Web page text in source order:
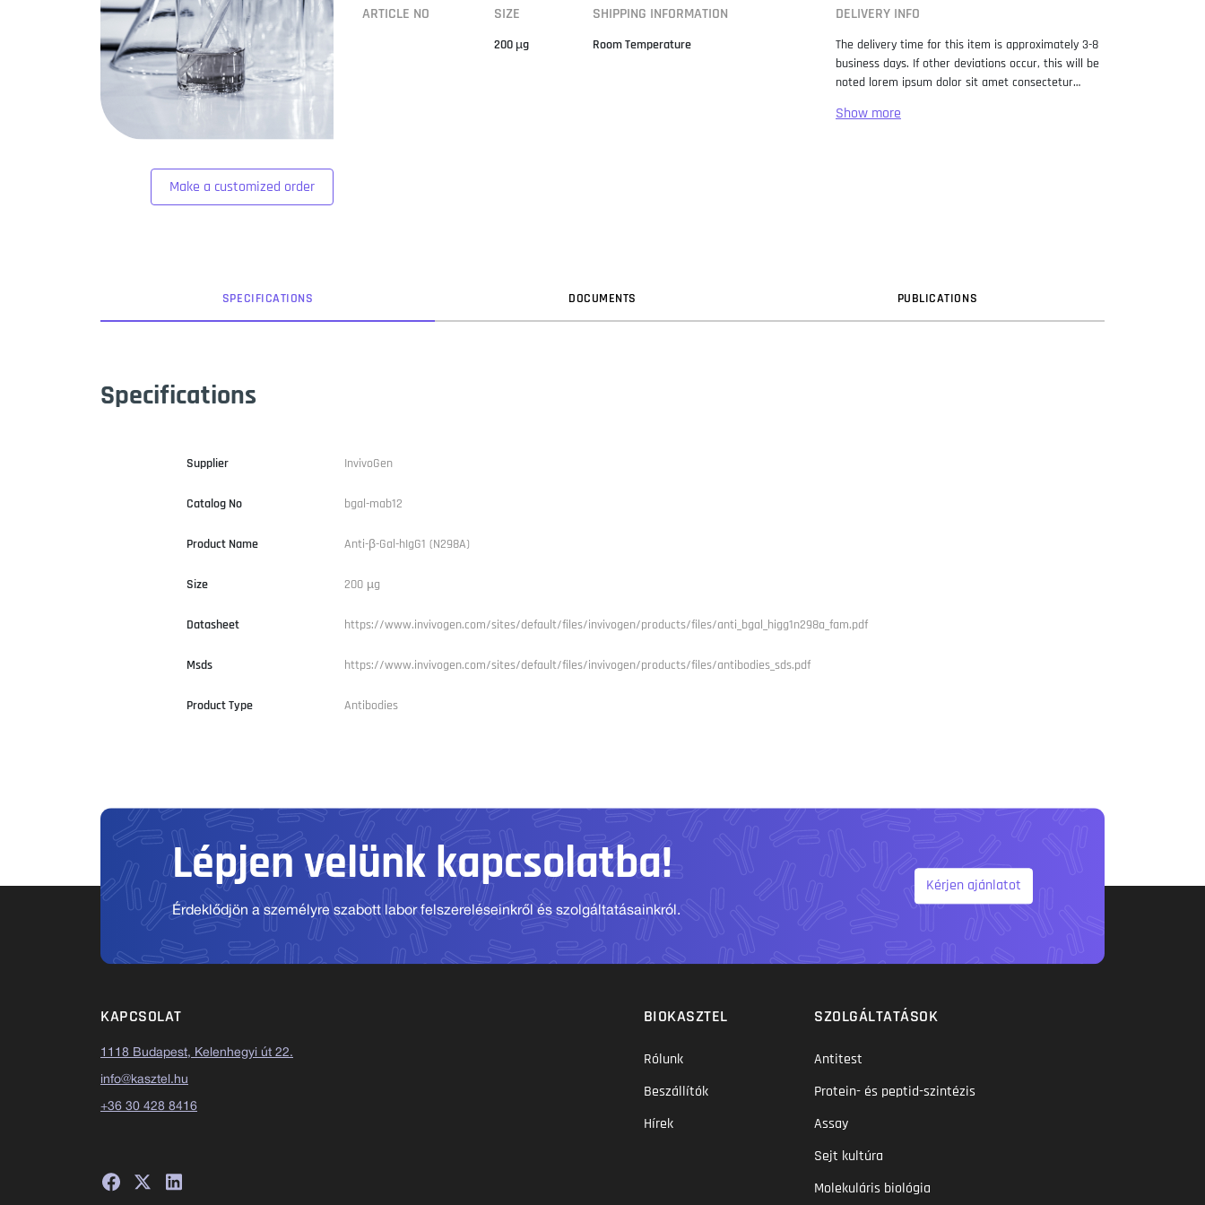
Make a customized order
ARTICLE NO SIZE
200 µg
SHIPPING INFORMATION
Room Temperature
DELIVERY INFO
The delivery time for this item is approximately 3-8
business days. If other deviations occur, this will be
noted lorem ipsum dolor sit amet consectetur
standard dummy text ever since the 1500s, when
SPECIFICATIONS DOCUMENTS PUBLICATIONS
Specifications
Supplier InvivoGen
Catalog No bgal-mab12
Product Name Anti-β-Gal-hIgG1 (N298A)
Size 200 µg
Datasheet https://www.invivogen.com/sites/default/files/invivogen/products/files/anti_bgal_higg1n298a_fam.pdf
Msds https://www.invivogen.com/sites/default/files/invivogen/products/files/antibodies_sds.pdf
Product Type Antibodies
Lépjen velünk kapcsolatba!
Érdeklődjön a személyre szabott labor felszereléseinkről és szolgáltatásainkról.
Kérjen ajánlatot
KAPCSOLAT
1118 Budapest, Kelenhegyi út 22.
info@kasztel.hu
+36 30 428 8416
BIOKASZTEL
Rólunk
Beszállítók
Hírek
SZOLGÁLTATÁSOK
Antitest
Protein- és peptid-szintézis
Assay
Sejt kultúra
Molekuláris biológia